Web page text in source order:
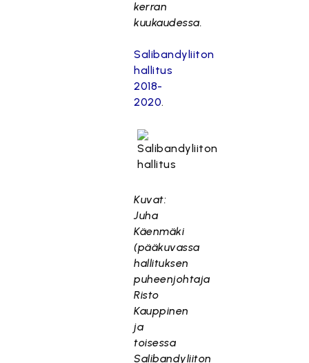
kerran
kuukaudessa.
Salibandyliiton
hallitus
2018-
2020.
Kuvat:
Juha
Käenmäki
(pääkuvassa
hallituksen
puheenjohtaja
Risto
Kauppinen
ja
toisessa
Salibandyliiton